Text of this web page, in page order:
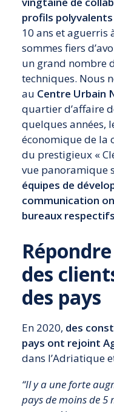
profils polyvalents
10 ans et aguerris
sommes fiers
un grand nombre
techniques. Nous
au Centre Urbain
quartier d’affaire
quelques années,
économique de la
du prestigieux «
vue panoramique
équipes de
communication
bureaux respectifs
des
des pays
En 2020, des
pays ont rejoint
dans l’Adriatique
“Il y a une forte
pays de moins de 5